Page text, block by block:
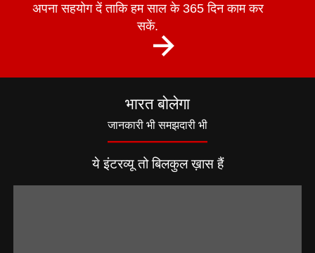
अपना सहयोग दें ताकि हम साल के 365 दिन काम कर
सकें.
भारत बोलेगा
जानकारी भी समझदारी भी
ये इंटरव्यू तो बिलकुल ख़ास हैं